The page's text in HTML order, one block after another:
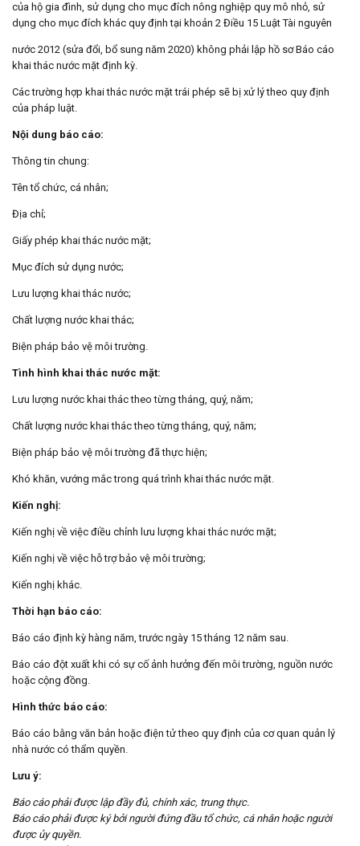
của hộ gia đình, sử dụng cho mục đích nông nghiệp quy mô nhỏ, sử
dụng cho mục đích khác quy định tại khoản 2 Điều 15 Luật Tài nguyên
nước 2012 (sửa đổi, bổ sung năm 2020) không phải lập hồ sơ Báo cáo
khai thác nước mặt định kỳ.
Các trường hợp khai thác nước mặt trái phép sẽ bị xử lý theo quy định
của pháp luật.
Nội dung báo cáo:
Thông tin chung:
Tên tổ chức, cá nhân;
Địa chỉ;
Giấy phép khai thác nước mặt;
Mục đích sử dụng nước;
Lưu lượng khai thác nước;
Chất lượng nước khai thác;
Biện pháp bảo vệ môi trường.
Tình hình khai thác nước mặt:
Lưu lượng nước khai thác theo từng tháng, quý, năm;
Chất lượng nước khai thác theo từng tháng, quý, năm;
Biện pháp bảo vệ môi trường đã thực hiện;
Khó khăn, vướng mắc trong quá trình khai thác nước mặt.
Kiến nghị:
Kiến nghị về việc điều chỉnh lưu lượng khai thác nước mặt;
Kiến nghị về việc hỗ trợ bảo vệ môi trường;
Kiến nghị khác.
Thời hạn báo cáo:
Báo cáo định kỳ hàng năm, trước ngày 15 tháng 12 năm sau.
Báo cáo đột xuất khi có sự cố ảnh hưởng đến môi trường, nguồn nước
hoặc cộng đồng.
Hình thức báo cáo:
Báo cáo bằng văn bản hoặc điện tử theo quy định của cơ quan quản lý
nhà nước có thẩm quyền.
Lưu ý:
Báo cáo phải được lập đầy đủ, chính xác, trung thực.
Báo cáo phải được ký bởi người đứng đầu tổ chức, cá nhân hoặc người
được ủy quyền.